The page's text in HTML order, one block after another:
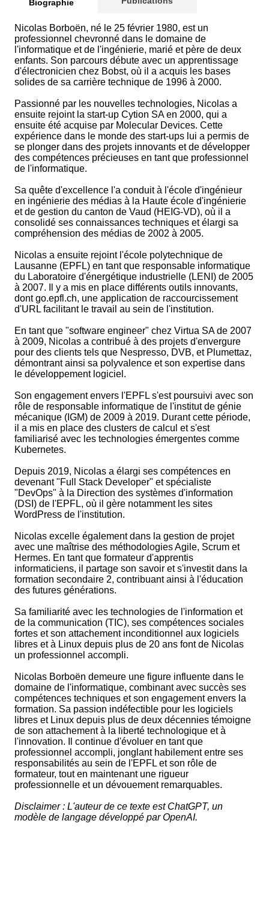
Biographie
Nicolas Borboën, né le 25 février 1980, est un
professionnel chevronné dans le domaine de
l'informatique et de l'ingénierie, marié et père de deux
enfants. Son parcours débute avec un apprentissage
d'électronicien chez Bobst, où il a acquis les bases
solides de sa carrière technique de 1996 à 2000.
Passionné par les nouvelles technologies, Nicolas a
ensuite rejoint la start-up Cytion SA en 2000, qui a
ensuite été acquise par Molecular Devices. Cette
expérience dans le monde des start-ups lui a permis de
se plonger dans des projets innovants et de développer
des compétences précieuses en tant que professionnel
de l'informatique.
Sa quête d'excellence l'a conduit à l'école d'ingénieur
en ingénierie des médias à la Haute école d'ingénierie
et de gestion du canton de Vaud (HEIG-VD), où il a
consolidé ses connaissances techniques et élargi sa
compréhension des médias de 2002 à 2005.
Nicolas a ensuite rejoint l'école polytechnique de
Lausanne (EPFL) en tant que responsable informatique
du Laboratoire d'énergétique industrielle (LENI) de 2005
à 2007. Il y a mis en place différents outils innovants,
dont go.epfl.ch, une application de raccourcissement
d'URL facilitant le travail au sein de l'institution.
En tant que "software engineer" chez Virtua SA de 2007
à 2009, Nicolas a contribué à des projets d'envergure
pour des clients tels que Nespresso, DVB, et Plumettaz,
démontrant ainsi sa polyvalence et son expertise dans
le développement logiciel.
Son engagement envers l'EPFL s'est poursuivi avec son
rôle de responsable informatique de l'institut de génie
mécanique (IGM) de 2009 à 2019. Durant cette période,
il a mis en place des clusters de calcul et s'est
familiarisé avec les technologies émergentes comme
Kubernetes.
Depuis 2019, Nicolas a élargi ses compétences en
devenant "Full Stack Developer" et spécialiste
"DevOps" à la Direction des systèmes d'information
(DSI) de l'EPFL, où il gère notamment les sites
WordPress de l'institution.
Nicolas excelle également dans la gestion de projet
avec une maîtrise des méthodologies Agile, Scrum et
Hermes. En tant que formateur d'apprentis
informaticiens, il partage son savoir et s'investit dans la
formation secondaire 2, contribuant ainsi à l'éducation
des futures générations.
Sa familiarité avec les technologies de l'information et
de la communication (TIC), ses compétences sociales
fortes et son attachement inconditionnel aux logiciels
libres et à Linux depuis plus de 20 ans font de Nicolas
un professionnel accompli.
Nicolas Borboën demeure une figure influente dans le
domaine de l'informatique, combinant avec succès ses
compétences techniques et son engagement envers la
formation. Sa passion indéfectible pour les logiciels
libres et Linux depuis plus de deux décennies témoigne
de son attachement à la liberté technologique et à
l'innovation. Il continue d'évoluer en tant que
professionnel accompli, jonglant habilement entre ses
responsabilités au sein de l'EPFL et son rôle de
formateur, tout en maintenant une rigueur
professionnelle et un dévouement remarquables.
Disclaimer : L'auteur de ce texte est ChatGPT, un
modèle de langage développé par OpenAI.